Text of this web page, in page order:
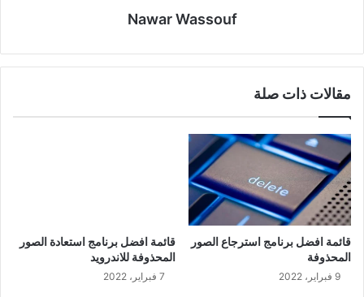
Nawar Wassouf
مقالات ذات صلة
قائمة افضل برنامج استرجاع الصور
المحذوفة
9 فبراير، 2022
قائمة افضل برنامج استعادة الصور
المحذوفة للاندرويد
7 فبراير، 2022